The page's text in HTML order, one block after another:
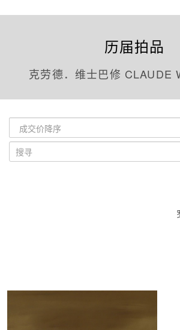
历届拍品
克劳德．维士巴修 CLAUDE